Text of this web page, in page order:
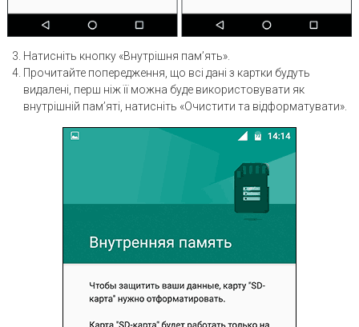
Натисніть кнопку «Внутрішня пам’ять».
Прочитайте попередження, що всі дані з картки будуть
видалені, перш ніж її можна буде використовувати як
внутрішній пам’яті, натисніть «Очистити та відформатувати».